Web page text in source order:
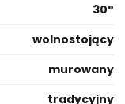
30°
wolnostojący
murowany
tradycyjny